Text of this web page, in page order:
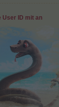
User ID mit an